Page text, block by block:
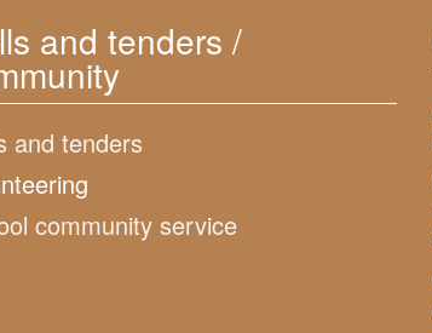
and tenders /
and tenders
community service